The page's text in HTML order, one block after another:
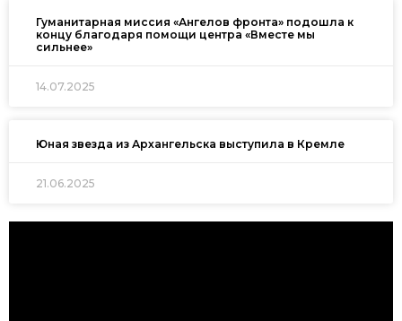
Гуманитарная миссия «Ангелов фронта» подошла к
концу благодаря помощи центра «Вместе мы
сильнее»
14.07.2025
Юная звезда из Архангельска выступила в Кремле
21.06.2025